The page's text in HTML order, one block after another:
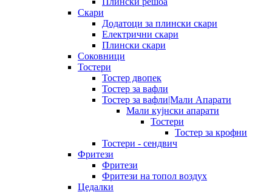
Скари
Додатоци за плински скари
Електрични скари
Плински скари
Соковници
Тостери
Тостер двопек
Тостер за вафли
Тостер за вафли|Мали Апарати
Мали кујнски апарати
Тостери
Тостер за крофни
Тостери - сендвич
Фритези
Фритези
Фритези на топол воздух
Цедалки